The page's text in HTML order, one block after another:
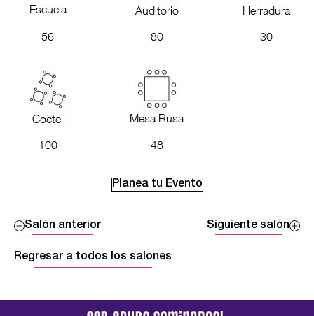
Escuela
56
Auditorio
80
Herradura
30
Coctel
100
Mesa Rusa
48
Planea tu Evento
Salón anterior
Regresar a todos los salones
Siguiente salón